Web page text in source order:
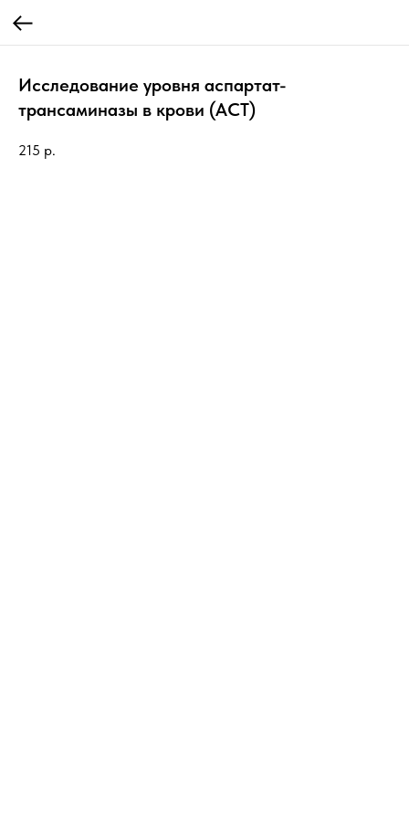
Исследование уровня аспартат-
трансаминазы в крови (АСТ)
215 р.